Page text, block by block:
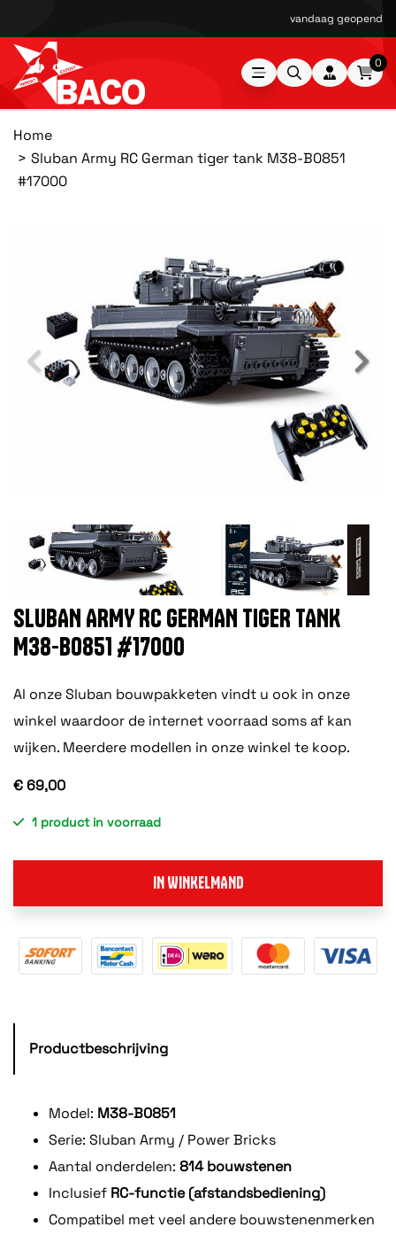
vandaag geopend
0
Home
Sluban Army RC German tiger tank M38-B0851
#17000
SLUBAN ARMY RC GERMAN TIGER TANK
M38-B0851 #17000
Al onze Sluban bouwpakketen vindt u ook in onze
winkel waardoor de internet voorraad soms af kan
wijken. Meerdere modellen in onze winkel te koop.
€ 69,00
1 product in voorraad
IN WINKELMAND
Productbeschrijving
Model: M38-B0851
Serie: Sluban Army / Power Bricks
Aantal onderdelen: 814 bouwstenen
Inclusief RC-functie (afstandsbediening)
Compatibel met veel andere bouwstenenmerken